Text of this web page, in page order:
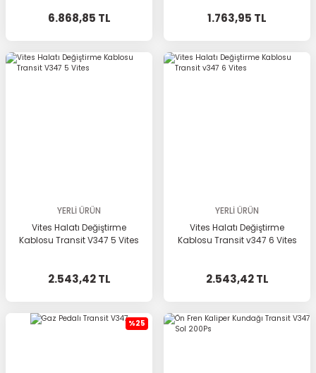
6.868,85 TL 1.763,95 TL
YERLİ ÜRÜN
Vites Halatı Değiştirme
Kablosu Transit V347 5 Vites
2.543,42 TL
YERLİ ÜRÜN
Vites Halatı Değiştirme
Kablosu Transit v347 6 Vites
2.543,42 TL
%25